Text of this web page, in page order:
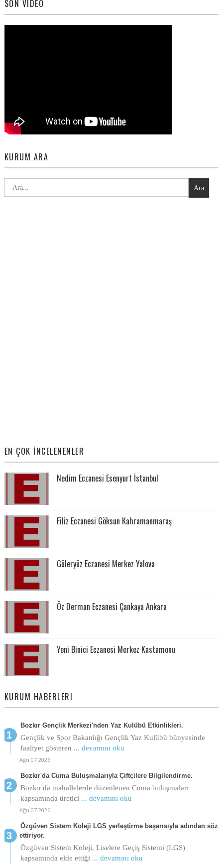
SON VIDEO
KURUM ARA
Ara
EN ÇOK İNCELENENLER
Nedim Eczanesi Esenyurt İstanbul
Filiz Eczanesi Göksun Kahramanmaraş
Güleryüz Eczanesi Merkez Yalova
Öz Derman Eczanesi Çankaya Ankara
Yeni Binici Eczanesi Merkez Kastamonu
KURUM HABERLERI
Bozkır Gençlik Merkezi'nden Yaz Kulübü Etkinlikleri.
Gençlik ve Spor Bakanlığı Gençlik Yaz Kulübü bünyesinde
faaliyet gösteren ... devamını oku
Ağu 07 2026
Bozkır'da Cuma Buluşmalarıyla Çiftçilere Bilgilendirme.
Bozkır'da mahallelerde düzenlenen Cuma buluşmaları
kapsamında üretici ... devamını oku
Ağu 07 2026
Özgüven Sistem Koleji LGS yerleştirme başarısıyla adından söz
ettiriyor.
Özgüven Sistem Koleji, Liselere Geçiş Sistemi (LGS)
kapsamında elde ettiği ... devamını oku